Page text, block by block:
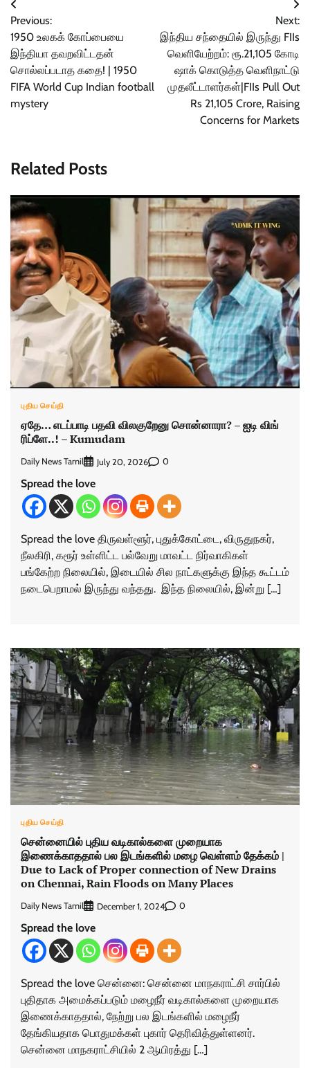
Post
navigation
Previous:
1950 உலகக் கோப்பையை
இந்தியா தவறவிட்டதன்
சொல்லப்படாத கதை! | 1950
FIFA World Cup Indian football
mystery
Next:
இந்திய சந்தையில் இருந்து FIIs
வெளியேற்றம்: ரூ.21,105 கோடி
ஷாக் கொடுத்த வெளிநாட்டு
முதலீட்டாளர்கள்|FIIs Pull Out
Rs 21,105 Crore, Raising
Concerns for Markets
Related Posts
புதிய செய்தி
ஏதே… எடப்பாடி பதவி விலகுறேனு சொன்னாரா? – ஐடி விங்
ரிப்ளே..! – Kumudam
Daily News Tamil July 20, 2026 0
Spread the love
Spread the love திருவள்ளூர், புதுக்கோட்டை, விருதுநகர்,
நீலகிரி, கரூர் உள்ளிட்ட பல்வேறு மாவட்ட நிர்வாகிகள்
பங்கேற்ற நிலையில், இடையில் சில நாட்களுக்கு இந்த கூட்டம்
நடைபெறாமல் இருந்து வந்தது. இந்த நிலையில், இன்று […]
புதிய செய்தி
சென்னையில் புதிய வடிகால்களை முறையாக
இணைக்காததால் பல இடங்களில் மழை வெள்ளம் தேக்கம் |
Due to Lack of Proper connection of New Drains
on Chennai, Rain Floods on Many Places
Daily News Tamil December 1, 2024 0
Spread the love
Spread the love சென்னை: சென்னை மாநகராட்சி சார்பில்
புதிதாக அமைக்கப்படும் மழைநீர் வடிகால்களை முறையாக
இணைக்காததால், நேற்று பல இடங்களில் மழைநீர்
தேங்கியதாக பொதுமக்கள் புகார் தெரிவித்துள்ளனர்.
சென்னை மாநகராட்சியில் 2 ஆயிரத்து […]